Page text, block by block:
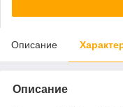
Описание
Описание